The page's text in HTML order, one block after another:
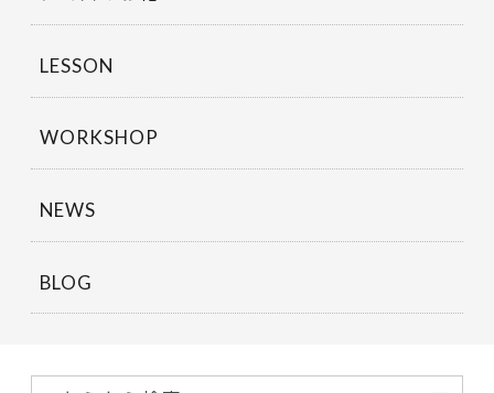
LESSON
WORKSHOP
NEWS
BLOG